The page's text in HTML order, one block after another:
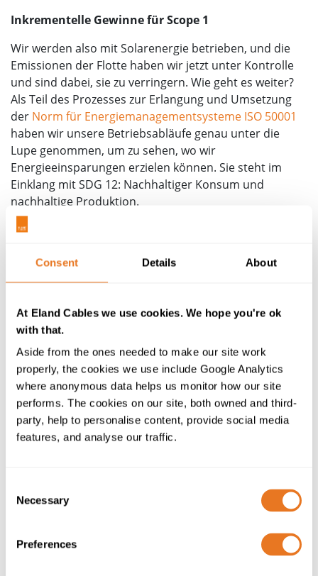
Consent Details About
At Eland Cables we use cookies. We hope you're ok
with that.
Aside from the ones needed to make our site work
properly, the cookies we use include Google Analytics
where anonymous data helps us monitor how our site
performs. The cookies on our site, both owned and third-
party, help to personalise content, provide social media
features, and analyse our traffic.
Selection
Necessary
Preferences
Inkrementelle Gewinne für Scope 1
Wir werden also mit Solarenergie betrieben, und die
Emissionen der Flotte haben wir jetzt unter Kontrolle
und sind dabei, sie zu verringern. Wie geht es weiter?
Als Teil des Prozesses zur Erlangung und Umsetzung
der Norm für Energiemanagementsysteme ISO 50001
haben wir unsere Betriebsabläufe genau unter die
Lupe genommen, um zu sehen, wo wir
Energieeinsparungen erzielen können. Sie steht im
Einklang mit SDG 12: Nachhaltiger Konsum und
nachhaltige Produktion.
Um Hotspots zu identifizieren, wurden
ineffiziente Maschinen im Einsatz, deren
Modernisierung oder Austausch besser wäre? Gibt es
Betrieb zu sein und die ohne Störungen oder
Verzögerungen hoch- bzw. heruntergefahren werden
könnten? Bleiben Batterien länger an den
Aufladegeräten, als es zum Aufladen auf 100 % nötig
ist? In vielen Fällen ging es darum, Gewohnheiten zu
ändern – das Licht auszuschalten, wenn der Raum leer
ist, und den Computer herunterzufahren, anstatt ihn
im Standby‑Modus zu lassen. Es wurden auch
Verbesserungen und die Idee, dass jeder kleine Beitrag
hilft… denn das tut er.
Um diese schrittweisen Erfolge zu erzielen, müssen wir